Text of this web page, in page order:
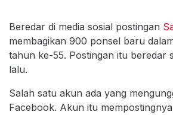
Beredar di media sosial postingan
membagikan 900 ponsel baru
tahun ke-55. Postingan itu beredar
lalu.
Salah satu akun ada yang
Facebook. Akun itu